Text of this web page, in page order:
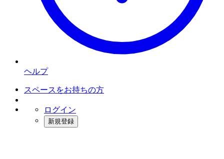
ヘルプ
スペースをお持ちの方
ログイン
新規登録